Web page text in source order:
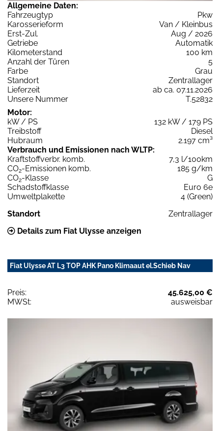
Allgemeine Daten:
Fahrzeugtyp
Pkw
Karosserieform
Van / Kleinbus
Erst-Zul.
Aug / 2026
Getriebe
Automatik
Kilometerstand
100 km
Anzahl der Türen
5
Farbe
Grau
Standort
Zentrallager
Lieferzeit
ab ca. 07.11.2026
Unsere Nummer
T.52832
Motor:
kW / PS
132 kW / 179 PS
Treibstoff
Diesel
Hubraum
2.197 cm³
Verbrauch und Emissionen nach WLTP:
Kraftstoffverbr. komb.
7,3 l/100km
CO2-Emissionen komb.
185 g/km
CO2-Klasse
G
Schadstoffklasse
Euro 6e
Umweltplakette
4 (Green)
Standort
Zentrallager
Details zum Fiat Ulysse anzeigen
Fiat Ulysse AT L3 TOP AHK Pano Klimaaut el.Schieb Nav
Preis:
45.625,00 €
MWSt:
ausweisbar